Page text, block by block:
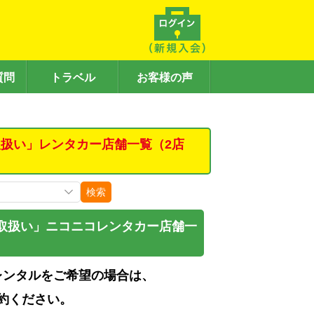
問 トラベル お客様の声
い」レンタカー店舗一覧（2店
検索
扱い」ニコニコレンタカー店舗一
タルをご希望の場合は、
ください。